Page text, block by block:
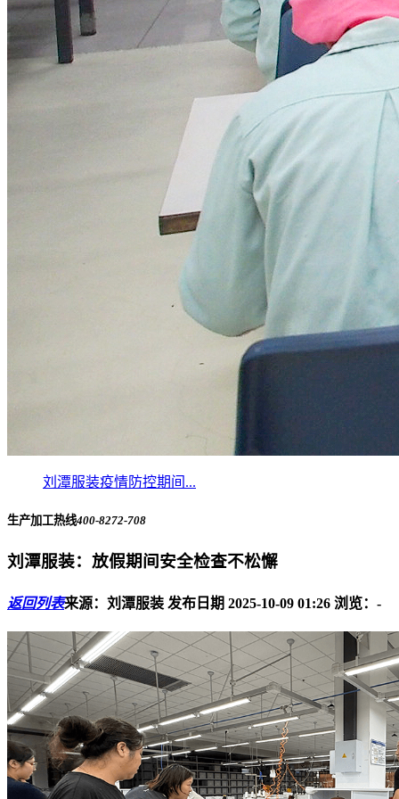
刘潭服装疫情防控期间...
生产加工热线400-8272-708
刘潭服装：放假期间安全检查不松懈
返回列表来源：刘潭服装 发布日期 2025-10-09 01:26 浏览： -